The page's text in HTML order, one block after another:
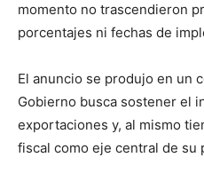
momento no trascendieron
porcentajes ni fechas de
El anuncio se produjo en un
Gobierno busca sostener el
exportaciones y, al mismo
fiscal como eje central de su